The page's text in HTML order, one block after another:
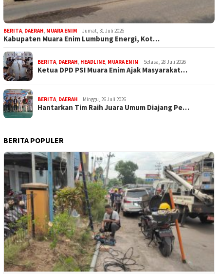
BERITA, DAERAH, MUARA ENIM Jumat, 31 Juli 2026
Kabupaten Muara Enim Lumbung Energi, Kot…
BERITA, DAERAH, HEADLINE, MUARA ENIM Selasa, 28 Juli 2026
Ketua DPD PSI Muara Enim Ajak Masyarakat…
BERITA, DAERAH Minggu, 26 Juli 2026
Hantarkan Tim Raih Juara Umum Diajang Pe…
BERITA POPULER